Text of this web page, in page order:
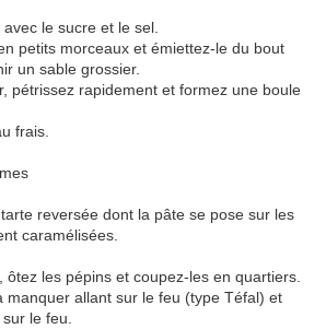
le sucre et le sel.
petits morceaux et émiettez-le du bout
un sable grossier.
pétrissez rapidement et formez une boule
frais.
reversée dont la pâte se pose sur les
caramélisées.
ôtez les pépins et coupez-les en quartiers.
manquer allant sur le feu (type Téfal) et
le feu.